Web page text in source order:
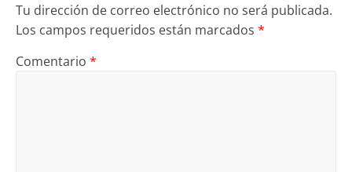
Tu dirección de correo electrónico no será publicada.
Los campos requeridos están marcados *
Comentario *